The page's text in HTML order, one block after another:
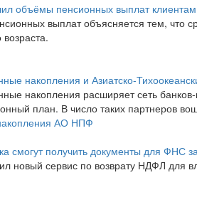
объёмы пенсионных выплат клиентам
выплат объясняется тем, что
накопления и Азиатско-
накопления расширяет сеть
план. В число таких партнеров
АО НПФ
смогут получить документы для ФНС
новый сервис по возврату НДФЛ для